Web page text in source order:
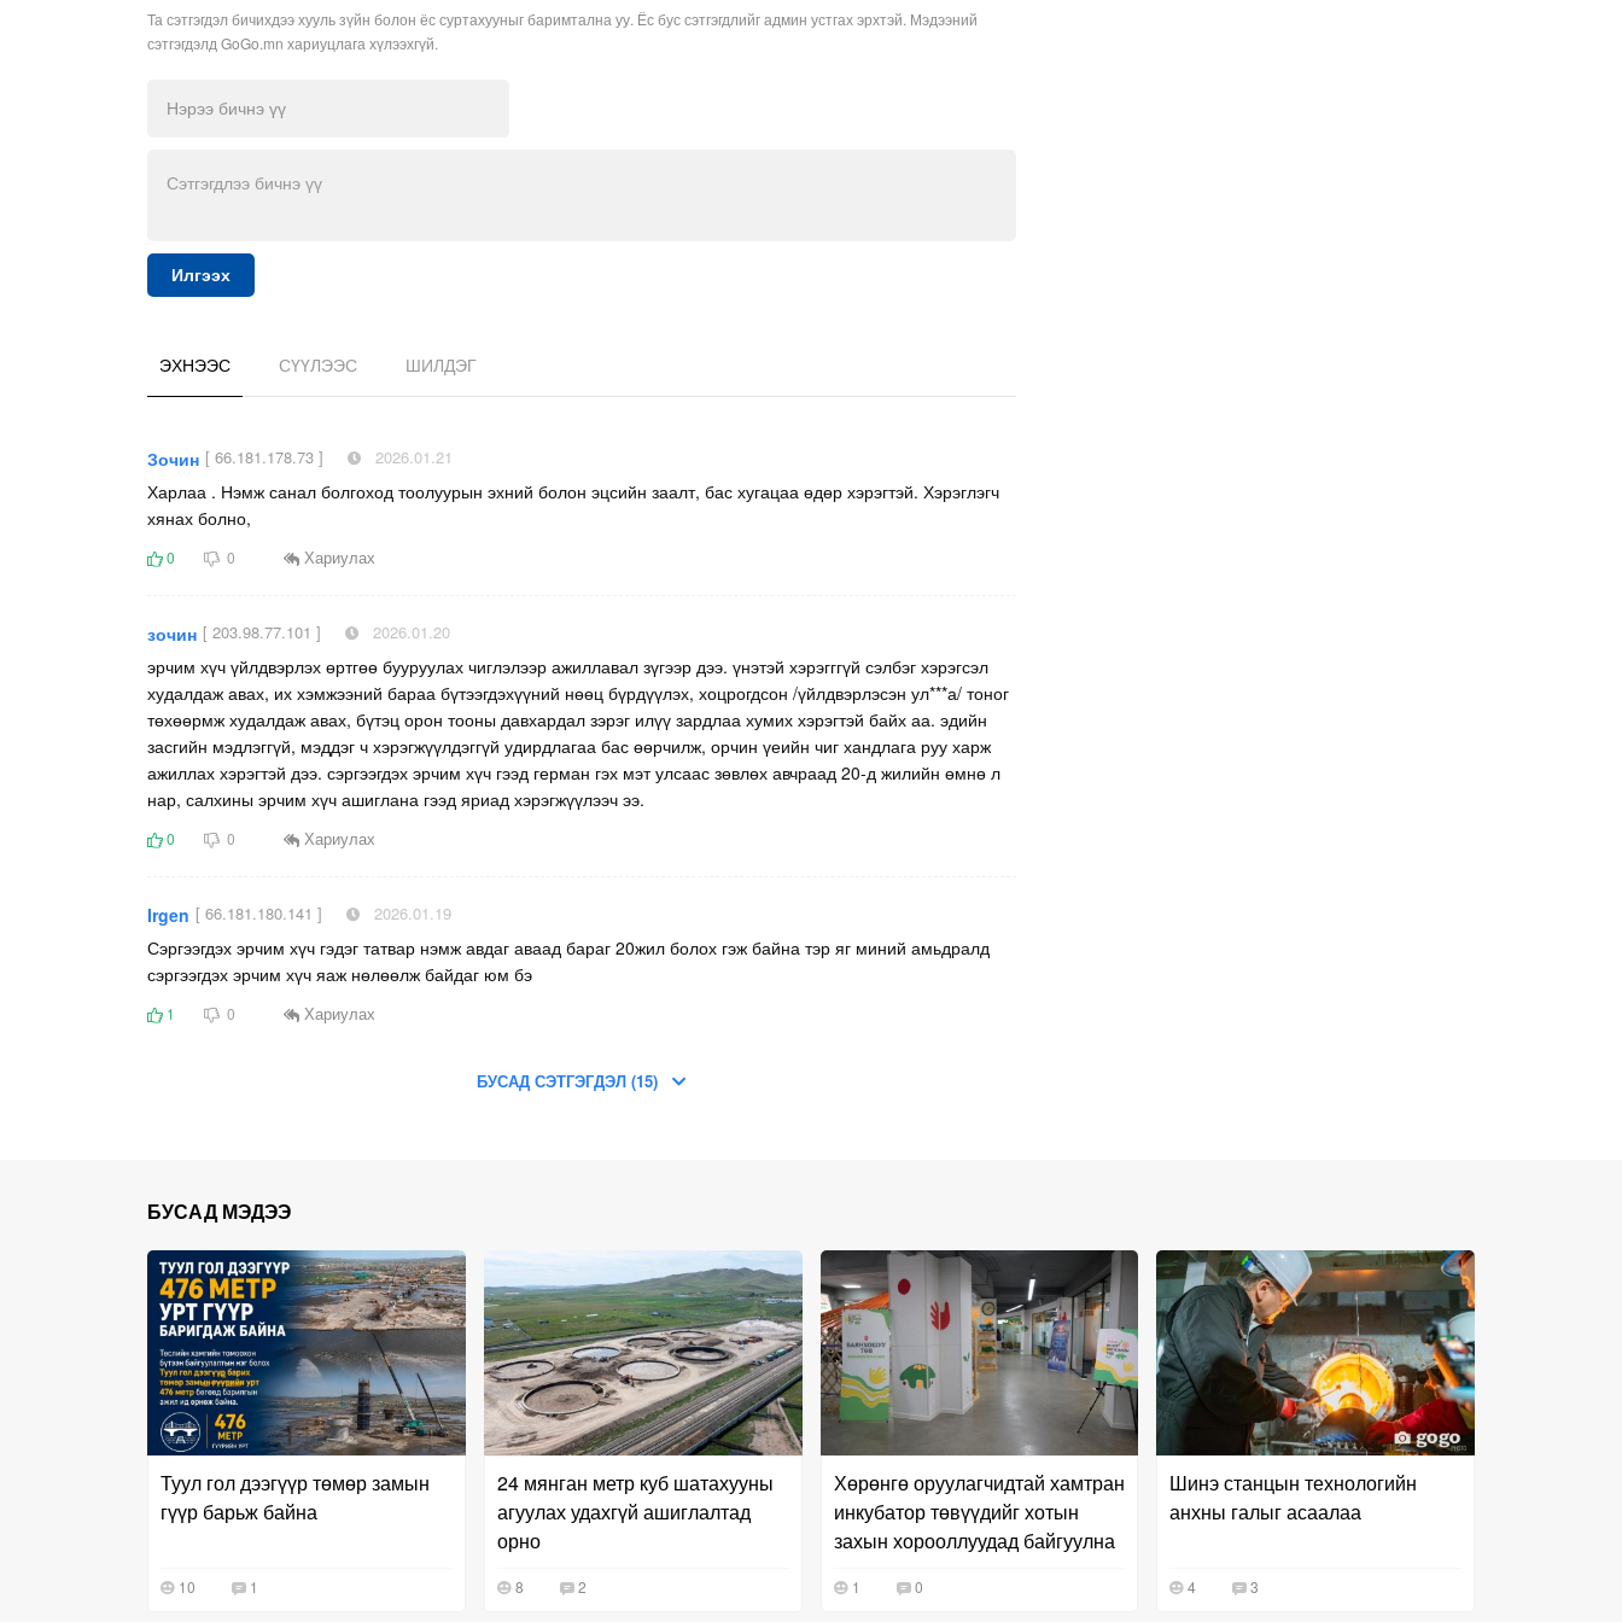
Та сэтгэгдэл бичихдээ хууль зүйн болон ёс суртахууныг баримтална уу. Ёс бус сэтгэгдлийг админ устгах эрхтэй. Мэдээний
сэтгэгдэлд GoGo.mn хариуцлага хүлээхгүй.
Илгээх
ЭХНЭЭС СҮҮЛЭЭС ШИЛДЭГ
Зочин [ 66.181.178.73 ] 2026.01.21
Харлаа . Нэмж санал болгоход тоолуурын эхний болон эцсийн заалт, бас хугацаа өдөр хэрэгтэй. Хэрэглэгч
хянах болно,
0 0 Хариулах
зочин [ 203.98.77.101 ] 2026.01.20
эрчим хүч үйлдвэрлэх өртгөө бууруулах чиглэлээр ажиллавал зүгээр дээ. үнэтэй хэрэгггүй сэлбэг хэрэгсэл
худалдаж авах, их хэмжээний бараа бүтээгдэхүүний нөөц бүрдүүлэх, хоцрогдсон /үйлдвэрлэсэн ул***а/ тоног
төхөөрмж худалдаж авах, бүтэц орон тооны давхардал зэрэг илүү зардлаа хумих хэрэгтэй байх аа. эдийн
засгийн мэдлэггүй, мэддэг ч хэрэгжүүлдэггүй удирдлагаа бас өөрчилж, орчин үеийн чиг хандлага руу харж
ажиллах хэрэгтэй дээ. сэргээгдэх эрчим хүч гээд герман гэх мэт улсаас зөвлөх авчраад 20-д жилийн өмнө л
нар, салхины эрчим хүч ашиглана гээд яриад хэрэгжүүлээч ээ.
0 0 Хариулах
Irgen [ 66.181.180.141 ] 2026.01.19
Сэргээгдэх эрчим хүч гэдэг татвар нэмж авдаг аваад бараг 20жил болох гэж байна тэр яг миний амьдралд
сэргээгдэх эрчим хүч яаж нөлөөлж байдаг юм бэ
1 0 Хариулах
БУСАД СЭТГЭГДЭЛ (15)
БУСАД МЭДЭЭ
Туул гол дээгүүр төмөр замын
гүүр барьж байна
10 1
24 мянган метр куб шатахууны
агуулах удахгүй ашиглалтад
орно
8 2
Хөрөнгө оруулагчидтай хамтран
инкубатор төвүүдийг хотын
захын хорооллуудад байгуулна
1 0
Шинэ станцын технологийн
анхны галыг асаалаа
4 3